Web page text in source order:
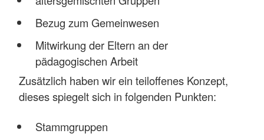
Bezug zum Gemeinwesen
Mitwirkung der Eltern an der
pädagogischen Arbeit
Zusätzlich haben wir ein teiloffenes Konzept,
dieses spiegelt sich in folgenden Punkten:
Stammgruppen